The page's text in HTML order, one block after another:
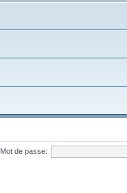
Mot de passe: